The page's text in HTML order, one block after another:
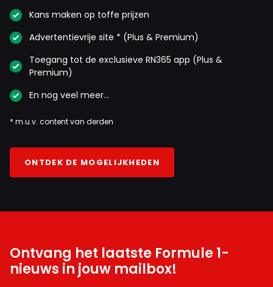
Meepraten? Dat kan! Je hoeft je alleen maar aan te
melden met een RN365-account.
INLOGGEN AANMELDEN
Kans maken op toffe prijzen
Advertentievrije site * (Plus & Premium)
Toegang tot de exclusieve RN365 app (Plus &
Premium)
En nog veel meer…
* m.u.v. content van derden
ONTDEK DE MOGELIJKHEDEN
Ontvang het laatste Formule 1-
nieuws in jouw mailbox!